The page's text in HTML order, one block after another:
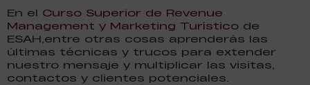
En el Curso Superior de Revenue
Management y Marketing Turístico de
ESAH,entre otras cosas aprenderás las
últimas técnicas y trucos para extender
nuestro mensaje y multiplicar las visitas,
contactos y clientes potenciales.